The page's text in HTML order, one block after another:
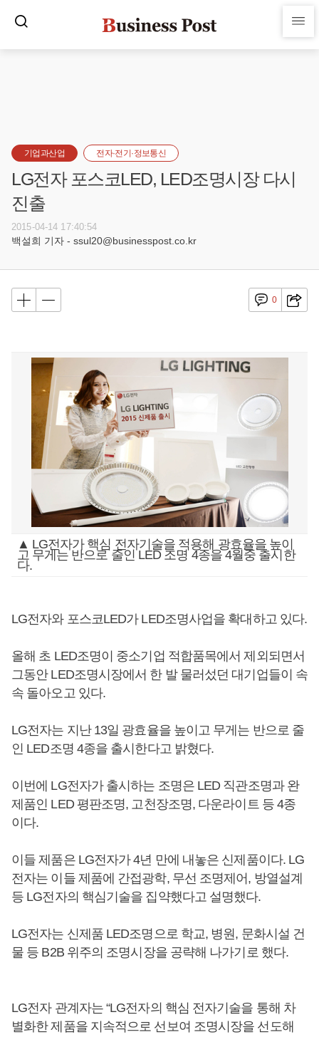
기업과산업 전자·전기·정보통신
LG전자 포스코LED, LED조명시장 다시
진출
2015-04-14 17:40:54
백설희 기자 - ssul20@businesspost.co.kr
0
▲ LG전자가 핵심 전자기술을 적용해 광효율을 높이
고 무게는 반으로 줄인 LED 조명 4종을 4월중 출시한
다.
LG전자와 포스코LED가 LED조명사업을 확대하고 있다.
올해 초 LED조명이 중소기업 적합품목에서 제외되면서
그동안 LED조명시장에서 한 발 물러섰던 대기업들이 속
속 돌아오고 있다.
LG전자는 지난 13일 광효율을 높이고 무게는 반으로 줄
인 LED조명 4종을 출시한다고 밝혔다.
이번에 LG전자가 출시하는 조명은 LED 직관조명과 완
제품인 LED 평판조명, 고천장조명, 다운라이트 등 4종
이다.
이들 제품은 LG전자가 4년 만에 내놓은 신제품이다. LG
전자는 이들 제품에 간접광학, 무선 조명제어, 방열설계
등 LG전자의 핵심기술을 집약했다고 설명했다.
LG전자는 신제품 LED조명으로 학교, 병원, 문화시설 건
물 등 B2B 위주의 조명시장을 공략해 나가기로 했다.
LG전자 관계자는 “LG전자의 핵심 전자기술을 통해 차
별화한 제품을 지속적으로 선보여 조명시장을 선도해